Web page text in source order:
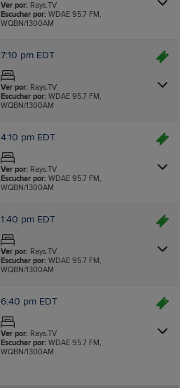
Ver por: Rays.TV
Escuchar por: WDAE 95.7 FM,
WQBN/1300AM
7:10 pm EDT
Ver por: Rays.TV
Escuchar por: WDAE 95.7 FM,
WQBN/1300AM
4:10 pm EDT
Ver por: Rays.TV
Escuchar por: WDAE 95.7 FM,
WQBN/1300AM
1:40 pm EDT
Ver por: Rays.TV
Escuchar por: WDAE 95.7 FM,
WQBN/1300AM
6:40 pm EDT
Ver por: Rays.TV
Escuchar por: WDAE 95.7 FM,
WQBN/1300AM